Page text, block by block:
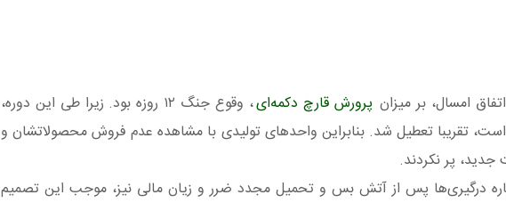
امسال، بر میزان پرورش قارچ دکمه‌ای، وقوع جنگ ۱۲ روزه بود. زیرا طی این دوره،
است، تقریبا تعطیل شد. بنابراین واحدهای تولیدی با مشاهده عدم فروش محصولاتشان و
جدید، پر نکردند.
درگیری‌ها پس از آتش بس و تحمیل مجدد ضرر و زیان مالی نیز، موجب این تصمیم